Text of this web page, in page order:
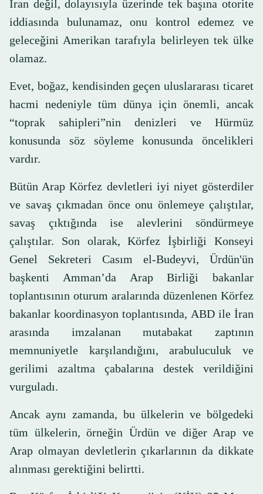
İran değil, dolayısıyla üzerinde tek başına otorite
iddiasında bulunamaz, onu kontrol edemez ve
geleceğini Amerikan tarafıyla belirleyen tek ülke
olamaz.
Evet, boğaz, kendisinden geçen uluslararası ticaret
hacmi nedeniyle tüm dünya için önemli, ancak
“toprak sahipleri”nin denizleri ve Hürmüz
konusunda söz söyleme konusunda öncelikleri
vardır.
Bütün Arap Körfez devletleri iyi niyet gösterdiler
ve savaş çıkmadan önce onu önlemeye çalıştılar,
savaş çıktığında ise alevlerini söndürmeye
çalıştılar. Son olarak, Körfez İşbirliği Konseyi
Genel Sekreteri Casım el-Budeyvi, Ürdün'ün
başkenti Amman’da Arap Birliği bakanlar
toplantısının oturum aralarında düzenlenen Körfez
bakanlar koordinasyon toplantısında, ABD ile İran
arasında imzalanan mutabakat zaptının
memnuniyetle karşılandığını, arabuluculuk ve
gerilimi azaltma çabalarına destek verildiğini
vurguladı.
Ancak aynı zamanda, bu ülkelerin ve bölgedeki
tüm ülkelerin, örneğin Ürdün ve diğer Arap ve
Arap olmayan devletlerin çıkarlarının da dikkate
alınması gerektiğini belirtti.